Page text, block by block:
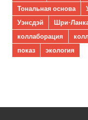
Тональная основа
Уэнсдэй
Шри-
коллаборация
показ
экология